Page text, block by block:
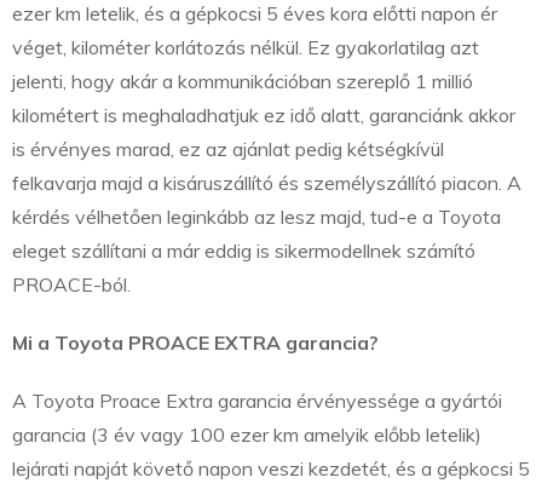
ezer km letelik, és a gépkocsi 5 éves kora előtti napon ér
véget, kilométer korlátozás nélkül. Ez gyakorlatilag azt
jelenti, hogy akár a kommunikációban szereplő 1 millió
kilométert is meghaladhatjuk ez idő alatt, garanciánk akkor
is érvényes marad, ez az ajánlat pedig kétségkívül
felkavarja majd a kisáruszállító és személyszállító piacon. A
kérdés vélhetően leginkább az lesz majd, tud-e a Toyota
eleget szállítani a már eddig is sikermodellnek számító
PROACE-ból.
Mi a Toyota PROACE EXTRA garancia?
A Toyota Proace Extra garancia érvényessége a gyártói
garancia (3 év vagy 100 ezer km amelyik előbb letelik)
lejárati napját követő napon veszi kezdetét, és a gépkocsi 5